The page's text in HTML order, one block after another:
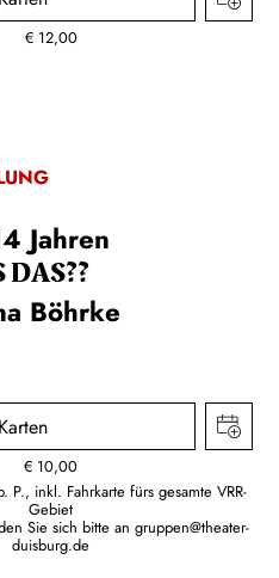
€ 12,00
Jahren
Böhrke
Karten
€ 10,00
P., inkl. Fahrkarte fürs gesamte VRR-
Gebiet
Sie sich bitte an gruppen@theater-
duisburg.de